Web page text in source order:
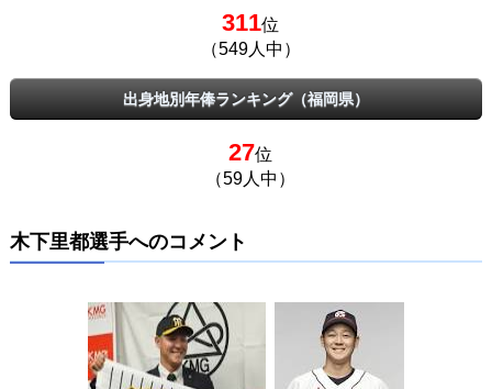
311位
（549人中）
出身地別年俸ランキング（福岡県）
27位
（59人中）
木下里都選手へのコメント